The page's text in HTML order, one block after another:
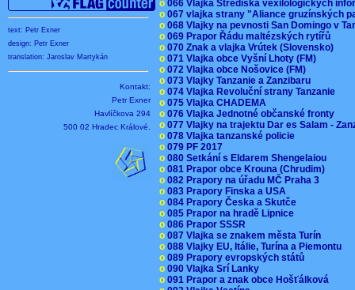
text: Petr Exner
design: Petr Exner
translation: Jaroslav Martykán
Kontakt:
Petr Exner
Havlíčkova 294
500 02 Hradec Králové.
o 066 Vlajka Střediska vexilologických
o 067 vlajka strany "Aliance gruzínských
o 068 Vlajky na pevnosti San Domingo v
o 069 Prapor Řádu maltézských rytířů
o 070 Znak a vlajka Vrútek (Slovensko)
o 071 Vlajka obce Vyšní Lhoty (FM)
o 072 Vlajka obce Nošovice (FM)
o 073 Vlajky Tanzanie a Zanzibaru
o 074 Vlajka Revoluční strany Tanzanie
o 075 Vlajka CHADEMA
o 076 Vlajka Jednotné občanské fronty
o 077 Vlajky na trajektu Dar es Salam -
o 078 Vlajka tanzanské policie
o 079 PF 2017
o 080 Setkání s Eldarem Shengelaiou
o 081 Prapor obce Krouna (Chrudim)
o 082 Prapory na úřadu MČ Praha 3
o 083 Prapory Finska a USA
o 084 Prapory Česka a Skutče
o 085 Prapor na hradě Lipnice
o 086 Prapor SSSR
o 087 Vlajka se znakem města Turín
o 088 Vlajky EU, Itálie, Turína a Piemontu
o 089 Prapory evropských států
o 090 Vlajka Srí Lanky
o 091 Prapor a znak obce Hošťálková